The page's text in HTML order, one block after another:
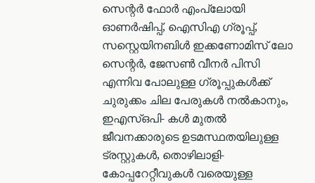
സെന്റർ ഫോർ എംപ്ലോയി
ഓണർഷിപ്പ്, ഐസി‌എ ഗ്രൂപ്പ്,
സസ്റ്റെയിനബിൾ ഇക്കണോമിസ് ലോ
സെന്റർ, ജേസൺ വീനർ പിസി
എന്നിവ പോലുള്ള ഗ്രൂപ്പുകൾക്ക്
ചുരുക്കം ചില പേരുകൾ നൽകാനും,
ഇഎസ്ഒപി- കൾ മുതൽ
ജീവനക്കാരുടെ ഉടമസ്ഥതയിലുള്ള
ട്രസ്റ്റുകൾ, തൊഴിലാളി-
കോപ്പറേറ്റീവുകൾ വരെയുള്ള